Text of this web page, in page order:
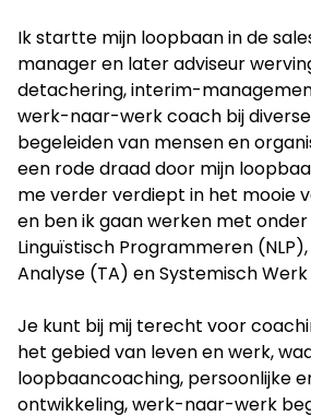
Ik startte mijn loopbaan in de
manager en later adviseur
detachering, interim-
werk-naar-werk coach bij diverse
begeleiden van mensen en
een rode draad door mijn
me verder verdiept in het mooie
en ben ik gaan werken met
Linguïstisch Programmeren
Analyse (TA) en Systemisch Werk
Je kunt bij mij terecht voor
het gebied van leven en werk,
loopbaancoaching, persoonlijke
ontwikkeling, werk-naar-werk